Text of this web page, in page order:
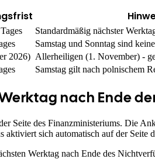
Standardmäßig nächster
Samstag und Sonntag sind
2026) Allerheiligen (1. November) -
Samstag gilt nach polnischem
nach Ende
Seite des Finanzministeriums. Die
sich automatisch auf der Seite
Werktag nach Ende des